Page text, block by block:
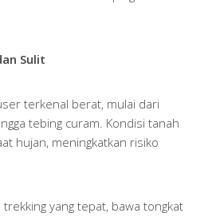
Sulit
terkenal berat, mulai dari
tebing curam. Kondisi tanah
hujan, meningkatkan risiko
yang tepat, bawa tongkat